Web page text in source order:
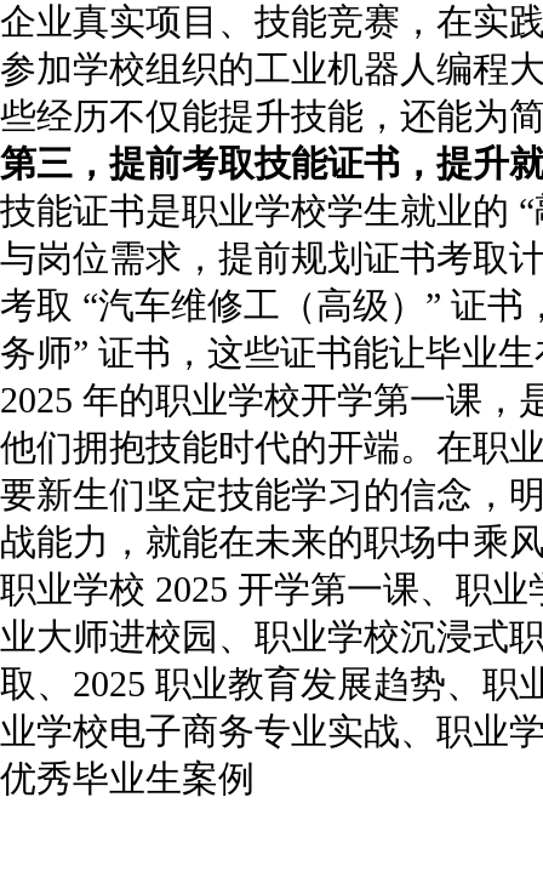
企业真实项目、技能竞赛，在实
参加学校组织的工业机器人编程
些经历不仅能提升技能，还能为
第三，提前考取技能证书，提升
技能证书是职业学校学生就业的
与岗位需求，提前规划证书考取
考取 “汽车维修工（高级）” 证
务师” 证书，这些证书能让毕业
2025 年的职业学校开学第一课，
他们拥抱技能时代的开端。在职
要新生们坚定技能学习的信念，
战能力，就能在未来的职场中乘
职业学校 2025 开学第一课、职
业大师进校园、职业学校沉浸式
取、2025 职业教育发展趋势、职
业学校电子商务专业实战、职业
优秀毕业生案例